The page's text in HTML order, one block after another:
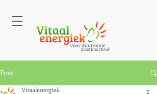
Post
Vitaalenergiek